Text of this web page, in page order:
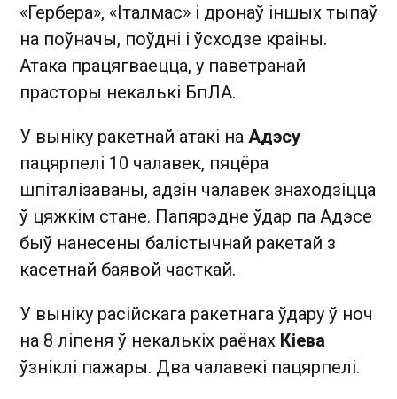
«Гербера», «Італмас» і дронаў іншых тыпаў
на поўначы, поўдні і ўсходзе краіны.
Атака працягваецца, у паветранай
прасторы некалькі БпЛА.
У выніку ракетнай атакі на Адэсу
пацярпелі 10 чалавек, пяцёра
шпіталізаваны, адзін чалавек знаходзіцца
ў цяжкім стане. Папярэдне ўдар па Адэсе
быў нанесены балістычнай ракетай з
касетнай баявой часткай.
У выніку расійскага ракетнага ўдару ў ноч
на 8 ліпеня ў некалькіх раёнах Кіева
ўзніклі пажары. Два чалавекі пацярпелі.